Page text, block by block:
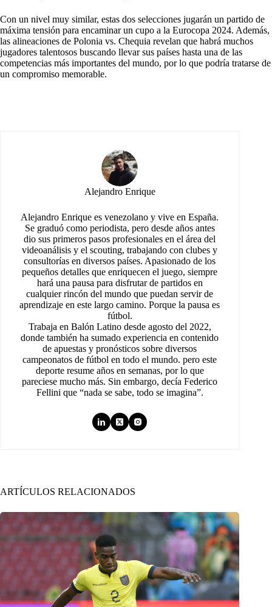
Con un nivel muy similar, estas dos selecciones jugarán un partido de
máxima tensión para encaminar un cupo a la Eurocopa 2024. Además,
las alineaciones de Polonia vs. Chequia revelan que habrá muchos
jugadores talentosos buscando llevar sus países hasta una de las
competencias más importantes del mundo, por lo que podría tratarse de
un compromiso memorable.
Alejandro Enrique
Alejandro Enrique es venezolano y vive en España.
Se graduó como periodista, pero desde años antes
dio sus primeros pasos profesionales en el área del
videoanálisis y el scouting, trabajando con clubes y
consultorías en diversos países. Apasionado de los
pequeños detalles que enriquecen el juego, siempre
hará una pausa para disfrutar de partidos en
cualquier rincón del mundo que puedan servir de
aprendizaje en este largo camino. Porque la pausa es
fútbol.
Trabaja en Balón Latino desde agosto del 2022,
donde también ha sumado experiencia en contenido
de apuestas y pronósticos sobre diversos
campeonatos de fútbol en todo el mundo. pero este
deporte resume años en semanas, por lo que
pareciese mucho más. Sin embargo, decía Federico
Fellini que “nada se sabe, todo se imagina”.
ARTÍCULOS RELACIONADOS